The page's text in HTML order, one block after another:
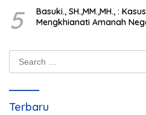
5
Basuki., SH.,MM.,MH., :
Mengkhianati Amanah
Terbaru